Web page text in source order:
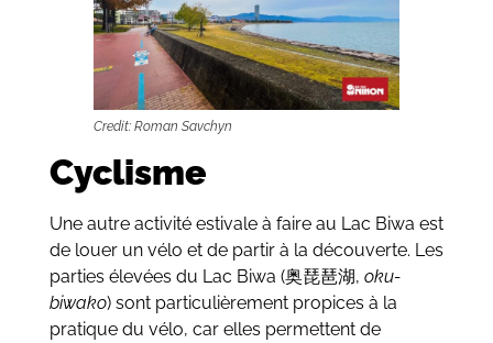
Credit: Roman Savchyn
Cyclisme
Une autre activité estivale à faire au Lac Biwa est
de louer un vélo et de partir à la découverte. Les
parties élevées du Lac Biwa (奥琵琶湖, oku-
biwako) sont particulièrement propices à la
pratique du vélo, car elles permettent de